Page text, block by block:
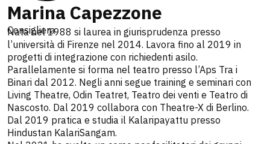
Marina Capezzone
Consigliera
Nata nel 1988 si laurea in giurisprudenza presso
l’università di Firenze nel 2014. Lavora fino al 2019 in
progetti di integrazione con richiedenti asilo.
Parallelamente si forma nel teatro presso l’Aps Tra i
Binari dal 2012. Negli anni segue training e seminari con
Living Theatre, Odin Teatret, Teatro dei venti e Teatro di
Nascosto. Dal 2019 collabora con Theatre-X di Berlino.
Dal 2019 pratica e studia il Kalaripayattu presso
Hindustan KalariSangam.